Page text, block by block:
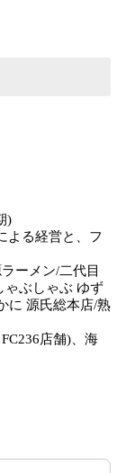
)
よる経営と、フ
ーメン/二代目
ゃぶしゃぶ ゆず
に 源氏総本店/熟
店舗)、海